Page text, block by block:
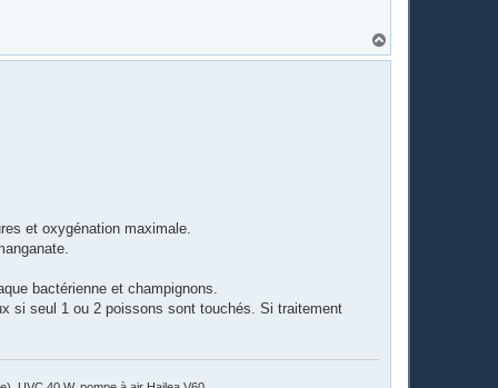
a
et oxygénation maximale.
bactérienne et champignons.
si seul 1 ou 2 poissons sont touchés. Si traitement